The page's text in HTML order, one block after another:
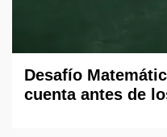
Desafío
cuenta antes de